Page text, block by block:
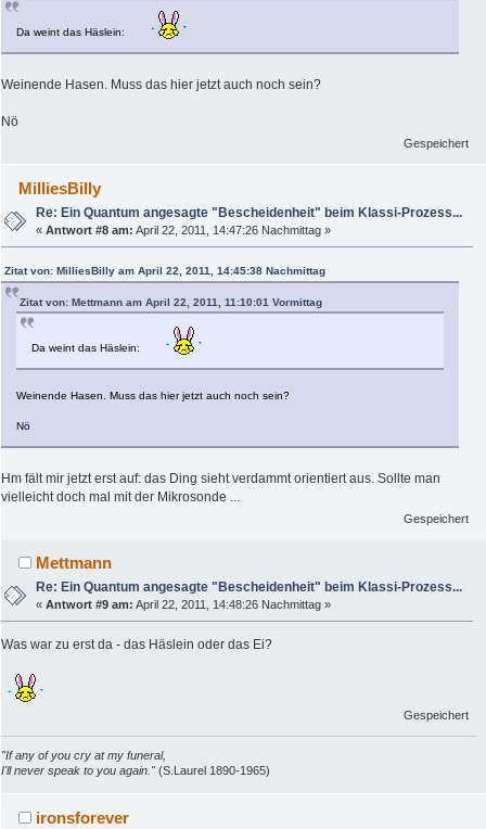
Da weint das Häslein:
Weinende Hasen. Muss das hier jetzt auch noch sein?
Nö
Gespeichert
MilliesBilly
Re: Ein Quantum angesagte "Bescheidenheit" beim Klassi-Prozess...
«Antwort #8 am: April 22, 2011, 14:47:26 Nachmittag »
Zitat von: MilliesBilly am April 22, 2011, 14:45:38 Nachmittag
Zitat von: Mettmann am April 22, 2011, 11:10:01 Vormittag
Da weint das Häslein:
Weinende Hasen. Muss das hier jetzt auch noch sein?
Nö
Hm fält mir jetzt erst auf: das Ding sieht verdammt orientiert aus. Sollte man
vielleicht doch mal mit der Mikrosonde ...
Gespeichert
Mettmann
Re: Ein Quantum angesagte "Bescheidenheit" beim Klassi-Prozess...
«Antwort #9 am: April 22, 2011, 14:48:26 Nachmittag »
Was war zu erst da - das Häslein oder das Ei?
Gespeichert
"If any of you cry at my funeral,
I'll never speak to you again."(S.Laurel 1890-1965)
ironsforever